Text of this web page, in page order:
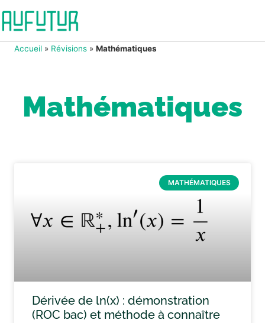
Accueil » Révisions » Mathématiques
Mathématiques
MATHÉMATIQUES
Dérivée de ln(x) : démonstration
(ROC bac) et méthode à connaître